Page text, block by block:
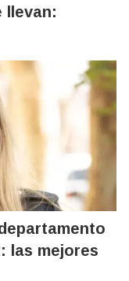
llevan:
las mejores